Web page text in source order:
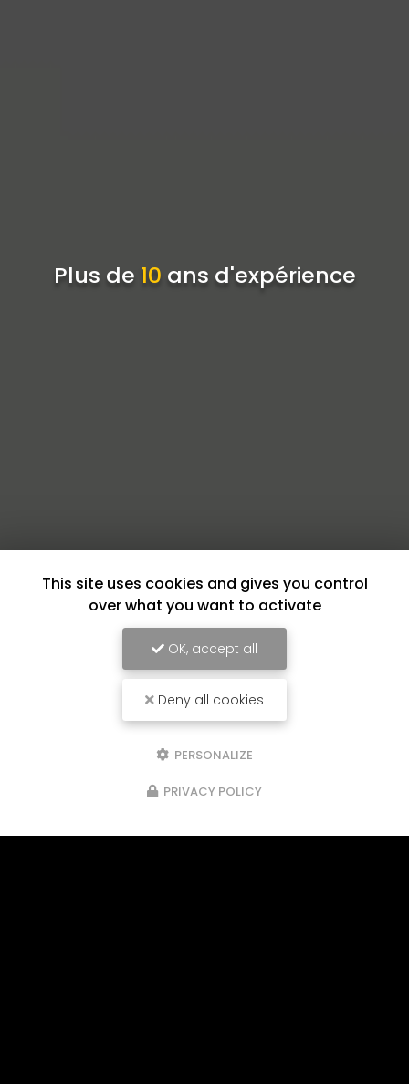
Plus de 10 ans d'expérience
This site uses cookies and gives you control
over what you want to activate
OK, accept all
Deny all cookies
PERSONALIZE
PRIVACY POLICY